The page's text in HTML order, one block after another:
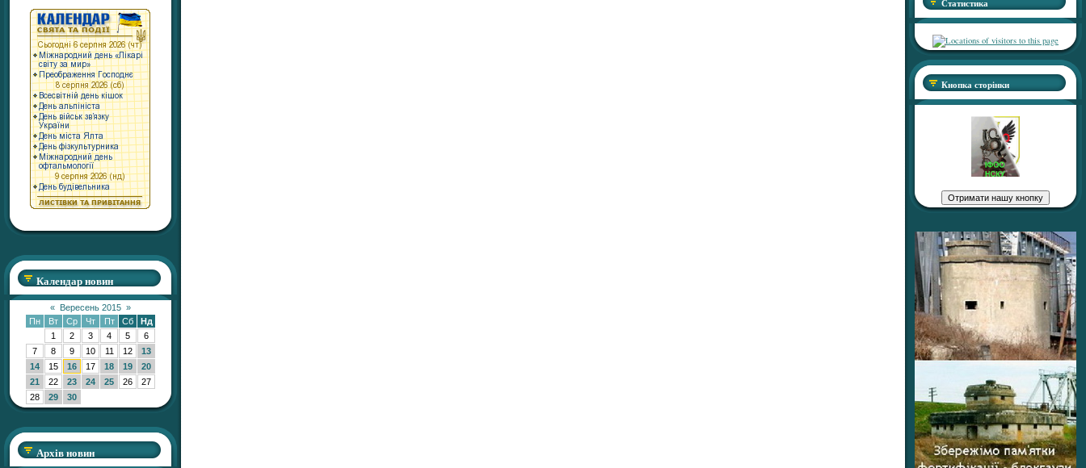
Календар новин
« Вересень 2015 »
Пн
Вт Ср Чт Пт Сб
Нд
1
2 3 4 5
6
7
8 9 10 11 12
13
14
15 16 17 18 19
20
21
22 23 24 25 26
27
28
29 30
Архів новин
Статистика
Кнопка сторінки